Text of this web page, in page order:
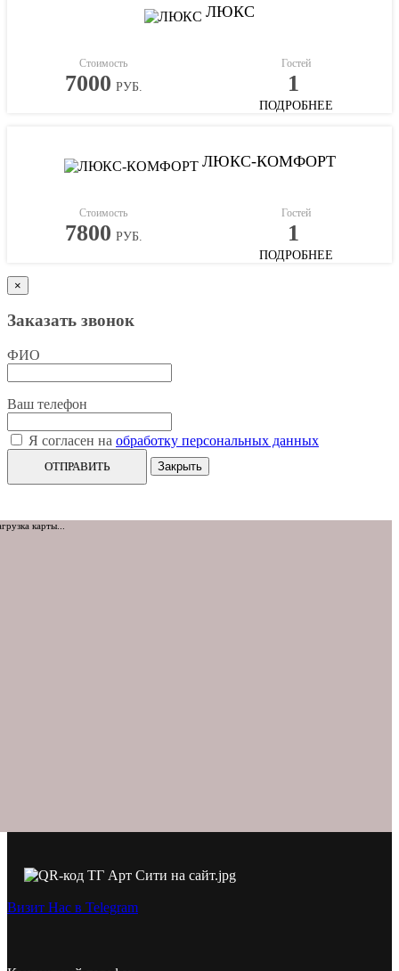
ЛЮКС
Стоимость
7000 РУБ.
Гостей
1
ПОДРОБНЕЕ
ЛЮКС-КОМФОРТ
Стоимость
7800 РУБ.
Гостей
1
ПОДРОБНЕЕ
×
Заказать звонок
ФИО
Ваш телефон
Я согласен на обработку персональных данных
ОТПРАВИТЬ Закрыть
карты...
Визит Нас в Telegram